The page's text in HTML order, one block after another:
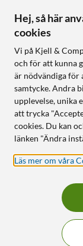
Hej, så här
cookies
Vi på Kjell &
och för att kunna
är nödvändiga för
samtycke. Andra
upplevelse, unika
att trycka
cookies. Du kan
länken "Ändra
Läs mer om våra